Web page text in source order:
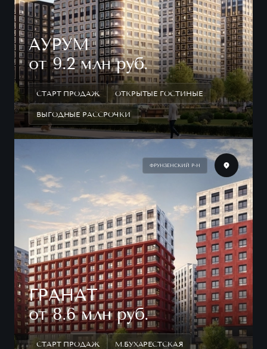
АУРУМ
от 9.2 млн руб.
СТАРТ ПРОДАЖ ОТКРЫТЫЕ ГОСТИНЫЕ
ВЫГОДНЫЕ РАССРОЧКИ
ФРУНЗЕНСКИЙ Р-Н
ГРАНАТ
от 8.6 млн руб.
СТАРТ ПРОДАЖ М.БУХАРЕСТСКАЯ